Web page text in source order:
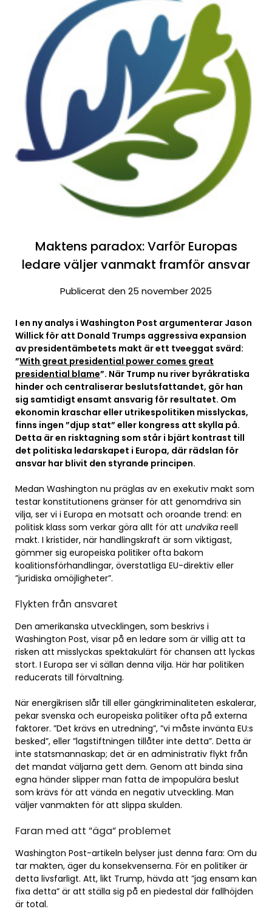
Maktens paradox: Varför Europas
ledare väljer vanmakt framför ansvar
Publicerat den 25 november 2025
I en ny analys i Washington Post argumenterar Jason
Willick för att Donald Trumps aggressiva expansion
av presidentämbetets makt är ett tveeggat svärd:
”With great presidential power comes great
presidential blame”. När Trump nu river byråkratiska
hinder och centraliserar beslutsfattandet, gör han
sig samtidigt ensamt ansvarig för resultatet. Om
ekonomin kraschar eller utrikespolitiken misslyckas,
finns ingen ”djup stat” eller kongress att skylla på.
Detta är en risktagning som står i bjärt kontrast till
det politiska ledarskapet i Europa, där rädslan för
ansvar har blivit den styrande principen.
Medan Washington nu präglas av en exekutiv makt som
testar konstitutionens gränser för att genomdriva sin
vilja, ser vi i Europa en motsatt och oroande trend: en
politisk klass som verkar göra allt för att undvika reell
makt. I kristider, när handlingskraft är som viktigast,
gömmer sig europeiska politiker ofta bakom
koalitionsförhandlingar, överstatliga EU-direktiv eller
”juridiska omöjligheter”.
Flykten från ansvaret
Den amerikanska utvecklingen, som beskrivs i
Washington Post, visar på en ledare som är villig att ta
risken att misslyckas spektakulärt för chansen att lyckas
stort. I Europa ser vi sällan denna vilja. Här har politiken
reducerats till förvaltning.
När energikrisen slår till eller gängkriminaliteten eskalerar,
pekar svenska och europeiska politiker ofta på externa
faktorer. ”Det krävs en utredning”, ”vi måste invänta EU:s
besked”, eller ”lagstiftningen tillåter inte detta”. Detta är
inte statsmannaskap; det är en administrativ flykt från
det mandat väljarna gett dem. Genom att binda sina
egna händer slipper man fatta de impopulära beslut
som krävs för att vända en negativ utveckling. Man
väljer vanmakten för att slippa skulden.
Faran med att ”äga” problemet
Washington Post-artikeln belyser just denna fara: Om du
tar makten, äger du konsekvenserna. För en politiker är
detta livsfarligt. Att, likt Trump, hävda att ”jag ensam kan
fixa detta” är att ställa sig på en piedestal där fallhöjden
är total.